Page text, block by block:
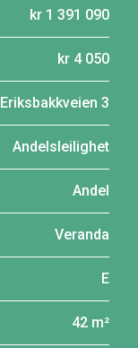
kr 1 391 090
kr 4 050
Eriksbakkveien 3
Andelsleilighet
Andel
Veranda
E
42 m²